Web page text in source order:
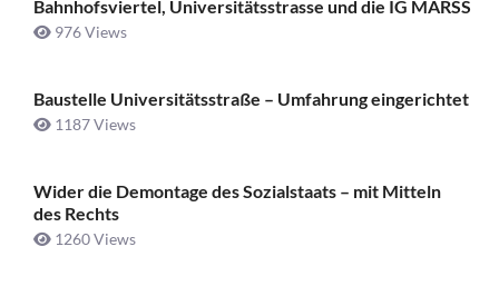
Bahnhofsviertel, Universitätsstrasse und die IG MARSS
976 Views
Baustelle Universitätsstraße ­– Umfahrung eingerichtet
1187 Views
Wider die Demontage des Sozialstaats – mit Mitteln
des Rechts
1260 Views